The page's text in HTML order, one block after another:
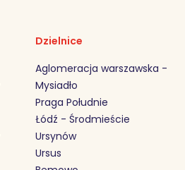
Dzielnice
Aglomeracja warszawska -
Mysiadło
Praga Południe
Łódź - Środmieście
Ursynów
Ursus